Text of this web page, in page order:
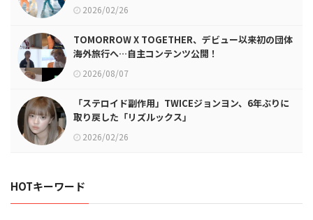
2026/02/26
TOMORROW X TOGETHER、デビュー以来初の団体
海外旅行へ…自主コンテンツ公開！
2026/08/07
「ステロイド副作用」TWICEジョンヨン、6年ぶりに
取り戻した「リズルックス」
2026/02/26
HOTキーワード